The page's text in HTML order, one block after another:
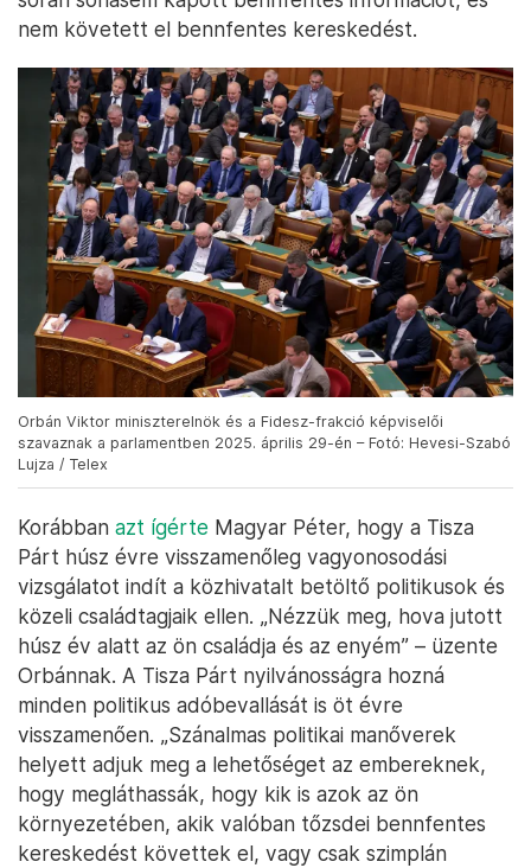
nem követett el bennfentes kereskedést.
Orbán Viktor miniszterelnök és a Fidesz-frakció képviselői
szavaznak a parlamentben 2025. április 29-én – Fotó: Hevesi-Szabó
Lujza / Telex
Korábban azt ígérte Magyar Péter, hogy a Tisza
Párt húsz évre visszamenőleg vagyonosodási
vizsgálatot indít a közhivatalt betöltő politikusok és
közeli családtagjaik ellen. „Nézzük meg, hova jutott
húsz év alatt az ön családja és az enyém” – üzente
Orbánnak. A Tisza Párt nyilvánosságra hozná
minden politikus adóbevallását is öt évre
visszamenően. „Szánalmas politikai manőverek
helyett adjuk meg a lehetőséget az embereknek,
hogy megláthassák, hogy kik is azok az ön
környezetében, akik valóban tőzsdei bennfentes
kereskedést követtek el, vagy csak szimplán